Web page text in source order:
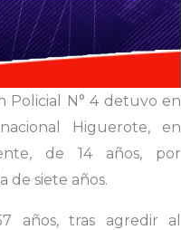
Policial N° 4 detuvo en
Higuerote, en
de 14 años, por
de siete años.
años, tras agredir al